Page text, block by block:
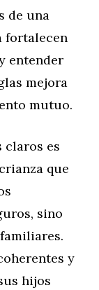
de una
fortalecen
entender
mejora
mutuo.
claros es
que
sino
y
hijos